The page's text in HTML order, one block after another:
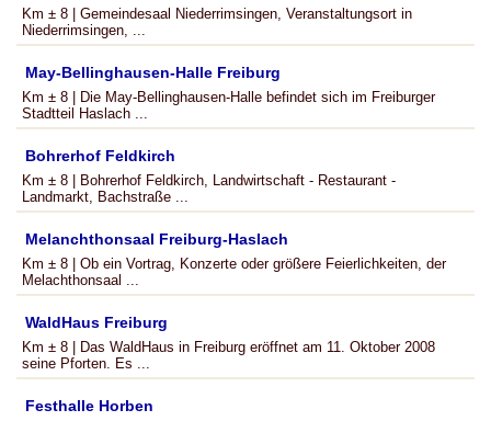
Km ± 8 | Gemeindesaal Niederrimsingen, Veranstaltungsort in
Niederrimsingen, ...
May-Bellinghausen-Halle Freiburg
Km ± 8 | Die May-Bellinghausen-Halle befindet sich im Freiburger
Stadtteil Haslach ...
Bohrerhof Feldkirch
Km ± 8 | Bohrerhof Feldkirch, Landwirtschaft - Restaurant -
Landmarkt, Bachstraße ...
Melanchthonsaal Freiburg-Haslach
Km ± 8 | Ob ein Vortrag, Konzerte oder größere Feierlichkeiten, der
Melachthonsaal ...
WaldHaus Freiburg
Km ± 8 | Das WaldHaus in Freiburg eröffnet am 11. Oktober 2008
seine Pforten. Es ...
Festhalle Horben